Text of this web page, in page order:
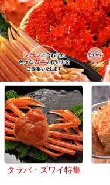
タラバ・ズワイ特集